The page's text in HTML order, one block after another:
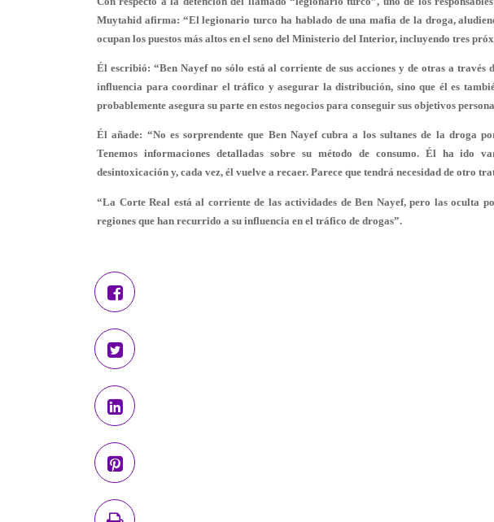
Muytahid afirma: “El legionario turco ha hablado de una mafia de la droga,
ocupan los puestos más altos en el seno del Ministerio del Interior, incluyendo tres
Él escribió: “Ben Nayef no sólo está al corriente de sus acciones y de otras a través
influencia para coordinar el tráfico y asegurar la distribución, sino que él es
probablemente asegura su parte en estos negocios para conseguir sus objetivos
Él añade: “No es sorprendente que Ben Nayef cubra a los sultanes de la droga
Tenemos informaciones detalladas sobre su método de consumo. Él ha ido
desintoxicación y, cada vez, él vuelve a recaer. Parece que tendrá necesidad de otro
“La Corte Real está al corriente de las actividades de Ben Nayef, pero las oculta
regiones que han recurrido a su influencia en el tráfico de drogas”.